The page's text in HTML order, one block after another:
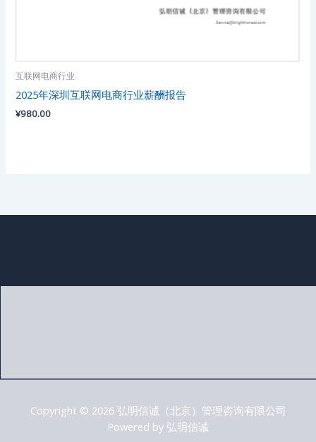
互联网电商行业
2025年深圳互联网电商行业薪酬报告
¥980.00
Copyright © 2026 弘明信诚（北京）管理咨询有限公司
Powered by 弘明信诚